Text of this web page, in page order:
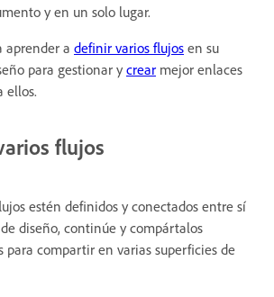
y en un solo lugar.
aprender a definir varios flujos en su
para gestionar y crear mejor enlaces
ellos.
flujos
estén definidos y conectados entre sí
diseño, continúe y compártalos
para compartir en varias superficies de